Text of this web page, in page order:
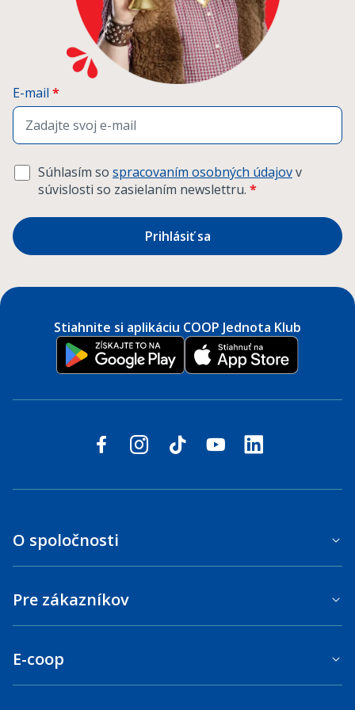
E-mail *
Súhlasím so spracovaním osobných údajovv
súvislosti so zasielaním newslettru. *
Prihlásiť sa
Stiahnite si aplikáciu COOP Jednota Klub
Sledujte nás na sociálnych sieťach
facebookinstagram
tiktok youtubelinkedin
O spoločnosti
Pre zákazníkov
E-coop